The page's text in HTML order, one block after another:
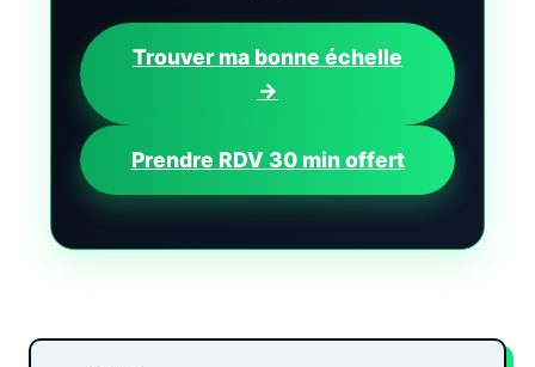
Trouver ma bonne échelle
→
Prendre RDV 30 min offert